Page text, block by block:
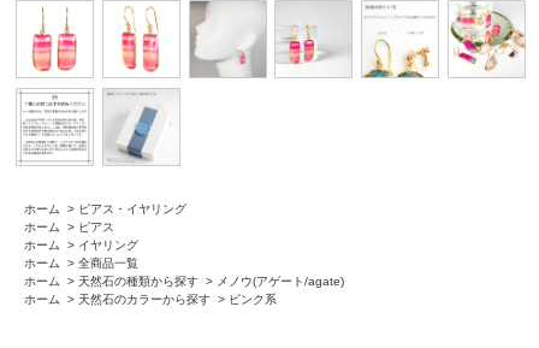
ホーム > ピアス・イヤリング
ホーム
> ピアス
ホーム
> イヤリング
ホーム
> 全商品一覧
ホーム
> 天然石の種類から探す > メノウ(アゲート/agate)
ホーム
> 天然石のカラーから探す > ピンク系